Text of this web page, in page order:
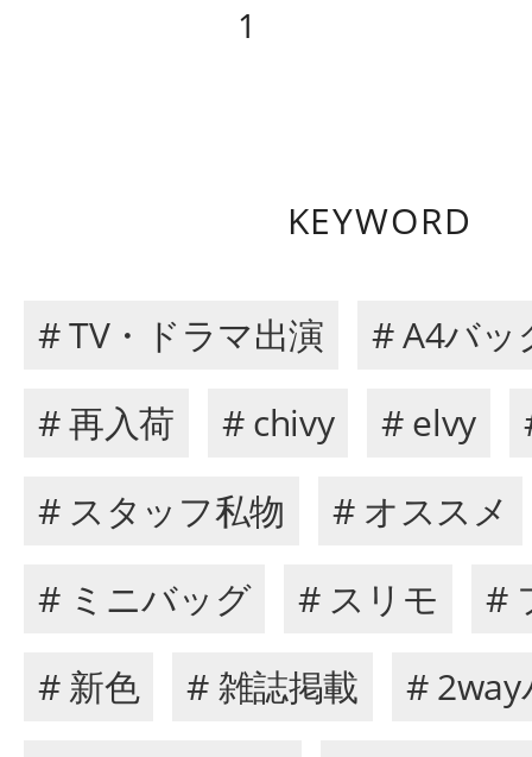
1
KEYWORD
# TV・ドラマ出演
# A4バッ
# 再入荷
# chivy # elvy
# スタッフ私物
# オススメ
# ミニバッグ
# スリモ
#
# 新色
# 雑誌掲載
#